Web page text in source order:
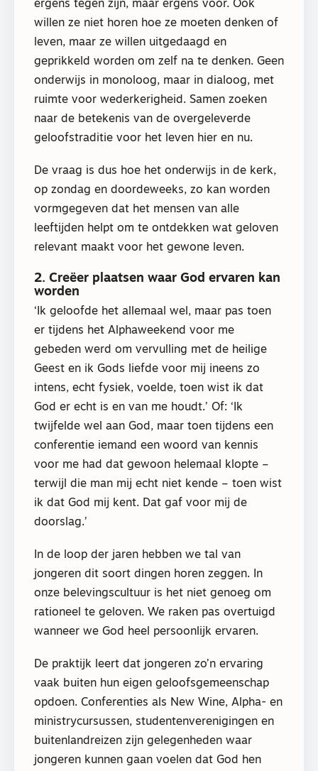
ergens tégen zijn, maar ergens vóór. Ook
willen ze niet horen hoe ze moeten denken of
leven, maar ze willen uitgedaagd en
geprikkeld worden om zelf na te denken. Geen
onderwijs in monoloog, maar in dialoog, met
ruimte voor wederkerigheid. Samen zoeken
naar de betekenis van de overgeleverde
geloofstraditie voor het leven hier en nu.
De vraag is dus hoe het onderwijs in de kerk,
op zondag en doordeweeks, zo kan worden
vormgegeven dat het mensen van alle
leeftijden helpt om te ontdekken wat geloven
relevant maakt voor het gewone leven.
2. Creëer plaatsen waar God ervaren kan
worden
‘Ik geloofde het allemaal wel, maar pas toen
er tijdens het Alphaweekend voor me
gebeden werd om vervulling met de heilige
Geest en ik Gods liefde voor mij ineens zo
intens, echt fysiek, voelde, toen wist ik dat
God er echt is en van me houdt.’ Of: ‘Ik
twijfelde wel aan God, maar toen tijdens een
conferentie iemand een woord van kennis
voor me had dat gewoon helemaal klopte –
terwijl die man mij echt niet kende – toen wist
ik dat God mij kent. Dat gaf voor mij de
doorslag.’
In de loop der jaren hebben we tal van
jongeren dit soort dingen horen zeggen. In
onze belevingscultuur is het niet genoeg om
rationeel te geloven. We raken pas overtuigd
wanneer we God heel persoonlijk ervaren.
De praktijk leert dat jongeren zo’n ervaring
vaak buiten hun eigen geloofsgemeenschap
opdoen. Conferenties als New Wine, Alpha- en
ministrycursussen, studentenverenigingen en
buitenlandreizen zijn gelegenheden waar
jongeren kunnen gaan voelen dat God hen